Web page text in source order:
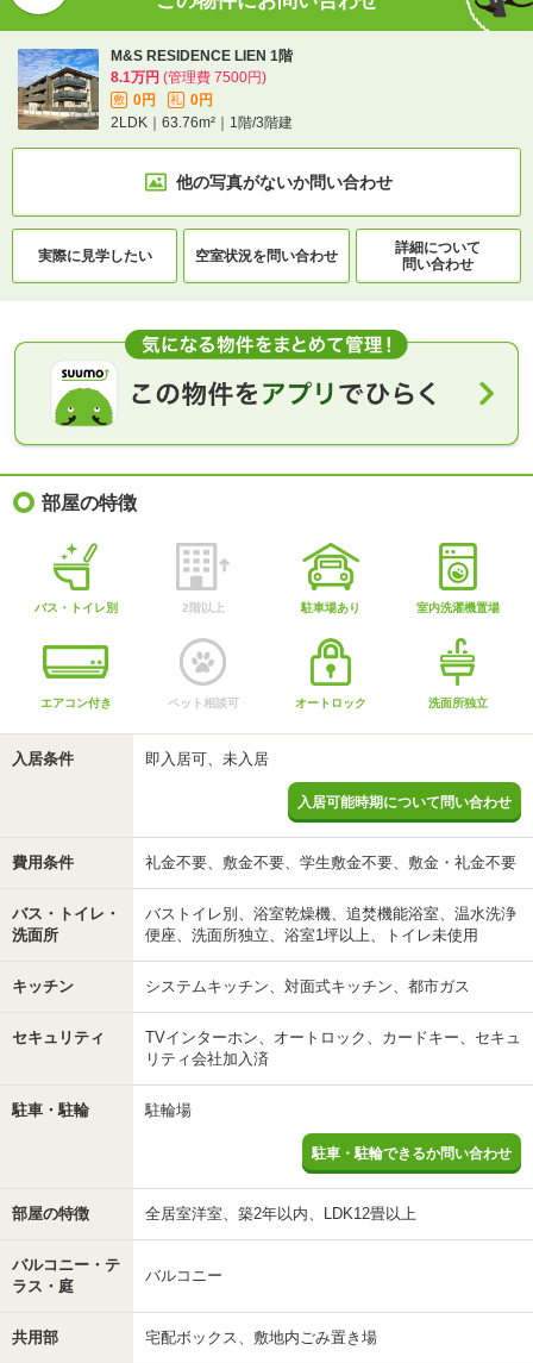
M&S RESIDENCE LIEN 1階
8.1万円 (管理費 7500円)
敷 0円 礼
0円
2LDK｜63.76m²｜1階/3階建
他の写真がないか問い合わせ
実際に見学したい 空室状況を問い合わせ
詳細について
問い合わせ
部屋の特徴
バス・トイレ別 2階以上 駐車場あり 室内洗濯機置場
エアコン付き ペット相談可 オートロック 洗面所独立
入居条件 即入居可、未入居
入居可能時期について問い合わせ
費用条件 礼金不要、敷金不要、学生敷金不要、敷金・礼金不要
バス・トイレ・
洗面所
バストイレ別、浴室乾燥機、追焚機能浴室、温水洗浄
便座、洗面所独立、浴室1坪以上、トイレ未使用
キッチン システムキッチン、対面式キッチン、都市ガス
セキュリティ
TVインターホン、オートロック、カードキー、セキュ
リティ会社加入済
駐車・駐輪 駐輪場
駐車・駐輪できるか問い合わせ
部屋の特徴 全居室洋室、築2年以内、LDK12畳以上
バルコニー・テ
ラス・庭
バルコニー
共用部 宅配ボックス、敷地内ごみ置き場